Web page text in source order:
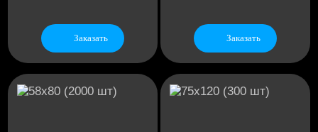
Заказать
20
Заказать
12